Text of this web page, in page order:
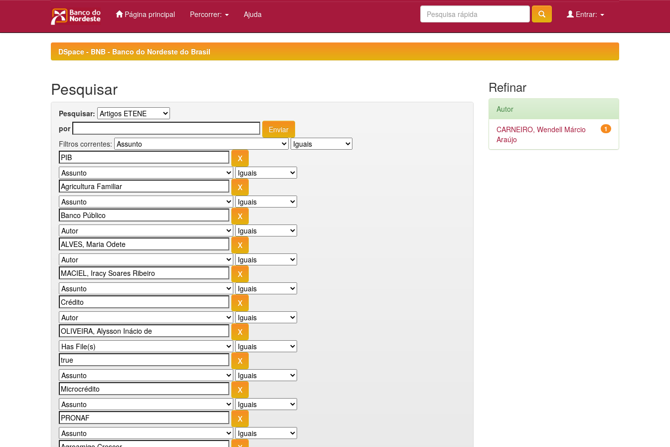
Página principal Percorrer: Ajuda Entrar:
DSpace - BNB - Banco do Nordeste do Brasil
Pesquisar
Pesquisar:
por
Filtros correntes:
Refinar
Autor
1
CARNEIRO, Wendell Márcio
Araújo